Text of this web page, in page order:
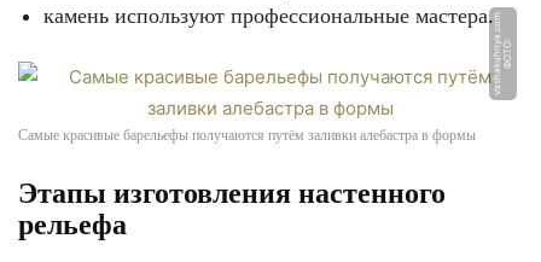
камень используют профессиональные мастера.
Ф
О
Т
О:
v
a
s
h
a
k
u
h
n
y
a.
c
o
m
Самые красивые барельефы получаются путём заливки алебастра в формы
Этапы изготовления настенного
рельефа